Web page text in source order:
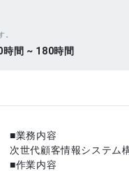
。
時間 ~ 180時間
■業務内容
次世代顧客情報システム
■作業内容